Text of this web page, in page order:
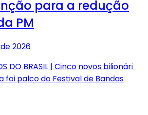
para a redução
PM
2026
DO BRASIL | Cinco novos bilionári
foi palco do Festival de Bandas